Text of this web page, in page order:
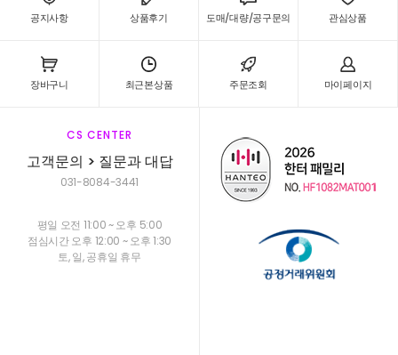
공지사항 상품후기 도매/대량/공구문의 관심상품
장바구니 최근본상품 주문조회 마이페이지
CS CENTER
고객문의 > 질문과 대답
031-8084-3441
평일 오전 11:00 ~ 오후 5:00
점심시간 오후 12:00 ~ 오후 1:30
토, 일, 공휴일 휴무